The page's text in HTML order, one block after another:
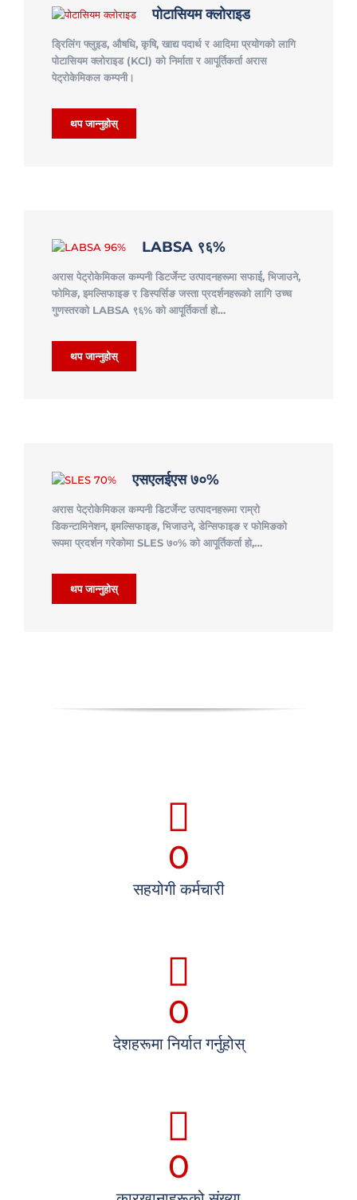
पोटासियम क्लोराइड
ड्रिलिंग फ्लुइड, औषधि, कृषि, खाद्य पदार्थ र आदिमा प्रयोगको लागि
पोटासियम क्लोराइड (KCl) को निर्माता र आपूर्तिकर्ता अरास
पेट्रोकेमिकल कम्पनी।
थप जान्नुहोस्
LABSA ९६%
अरास पेट्रोकेमिकल कम्पनी डिटर्जेन्ट उत्पादनहरूमा सफाई, भिजाउने,
फोमिङ, इमल्सिफाइङ र डिस्पर्सिङ जस्ता प्रदर्शनहरूको लागि उच्च
गुणस्तरको LABSA ९६% को आपूर्तिकर्ता हो…
थप जान्नुहोस्
एसएलईएस ७०%
अरास पेट्रोकेमिकल कम्पनी डिटर्जेन्ट उत्पादनहरूमा राम्रो
डिकन्टामिनेशन, इमल्सिफाइङ, भिजाउने, डेन्सिफाइङ र फोमिङको
रूपमा प्रदर्शन गरेकोमा SLES ७०% को आपूर्तिकर्ता हो,…
थप जान्नुहोस्
0
सहयोगी कर्मचारी
0
देशहरूमा निर्यात गर्नुहोस्
0